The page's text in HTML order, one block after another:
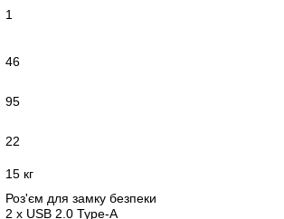
1
46
95
22
15 кг
Роз'єм для замку безпеки
2 x USB 2.0 Type-A